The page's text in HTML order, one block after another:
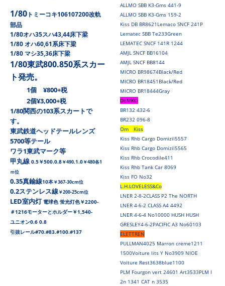
1/80 トミーコキ106107200改軌
部品
1/80オハ35スハ43,44床下梁
1/80 オハ60,61系床下梁
1/80 マシ35,36床下梁
1/80東武800.850系スカー
ト発売。
1個 ¥800+税
2個¥3,000+税
1/80関西の103系スカートで
す。
東武鉄道ヘッドテールレンズ
5700等テール
ワラ1東武マーク等
甲丸線 0.5￥500.0.8￥490.1.0￥480各1
ｍ位
0.35真鍮線10本￥367-30cm位
0.2ステンレス線￥200-25cm位
LED室内灯 電球色 蛍光灯色￥2200-
＃1216モーターとホルダー￥1,540-
ユニオン0.6 0.8
引抜レール#70.#83.#100.#137
ALLMO SBB K3-Gms 441-9
ALLMO SBB K3-Gms 159-2
Kiss DB BR8621 Lemaco SNCF 241P
Lematec SBB Te233Green
LEMATEC SNCF 141R 1244
AMJL SNCF BB16104
AMJL SNCF BB8144
MICRO BR98674Black/Red
MICRO BR18451Black/Red
MICRO BR18444Gray
DEMKO
BR132 432-6
BR232 096-8
Om Kiss
Kiss Rhb Cargo Domizil5557
Kiss Rhb Cargo Domizil5565
Kiss Rhb Crocodile411
Kiss Rhb Tank Car 8069
Kiss FO No32
L.H.LOVELESS&Co
LNER 2-8-2CLASS P2 The NORTH
LNER 4-6-2 CLASS A4 4492
LNER 4-6-4 No10000 HUSH HUSH
GRESLEY4-6-2PACIFIC A3 No60103
ELETTREN
PULLMAN4025 Marron creme1211
1500Voiture lits Y No3909 NIOE
Voiture Rest3638blue1100
PLM Fourgon vert 24601 Art3533PLM I
2n 1341 CAT n 3535